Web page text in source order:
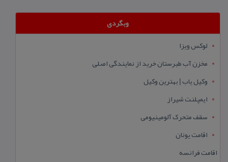
وبگردی
لوکس ویزا
مخزن آب طبرستان خرید از نمایندگی اصلی
وکیل یاب | بهترین وکیل
ایمپلنت شیراز
سقف متحرک آلومینیومی
اقامت یونان
اقامت فرانسه